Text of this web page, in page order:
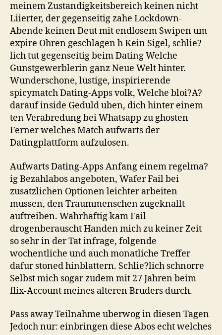
meinem Zustandigkeitsbereich keinen nicht
Liierter, der gegenseitig zahe Lockdown-
Abende keinen Deut mit endlosem Swipen um
expire Ohren geschlagen h Kein Sigel, schlie?
lich tut gegenseitig beim Dating Welche
Gunstgewerblerin ganz Neue Welt hinter.
Wunderschone, lustige, inspirierende
spicymatch Dating-Apps volk, Welche bloi?A?
darauf inside Geduld uben, dich hinter einem
ten Verabredung bei Whatsapp zu ghosten
Ferner welches Match aufwarts der
Datingplattform aufzulosen.
Aufwarts Dating-Apps Anfang einem regelma?
ig Bezahlabos angeboten, Wafer Fail bei
zusatzlichen Optionen leichter arbeiten
mussen, den Traummenschen zugeknallt
auftreiben. Wahrhaftig kam Fail
drogenberauscht Handen mich zu keiner Zeit
so sehr in der Tat infrage, folgende
wochentliche und auch monatliche Treffer
dafur stoned hinblattern. Schlie?lich schnorre
Selbst mich sogar zudem mit 27 Jahren beim
flix-Account meines alteren Bruders durch.
Pass away Teilnahme uberwog in diesen Tagen
Jedoch nur: einbringen diese Abos echt welches